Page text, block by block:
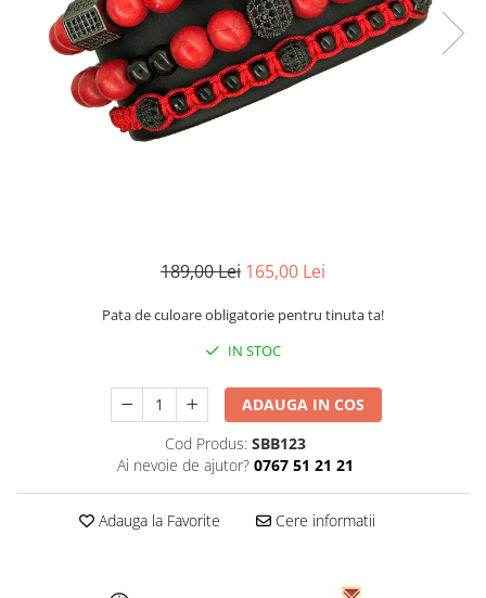
CERCEI
CEASURI DAMA
189,00 Lei 165,00 Lei
Pata de culoare obligatorie pentru tinuta ta!
IN STOC
ADAUGA IN COS
Cod Produs: SBB123
Ai nevoie de ajutor? 0767 51 21 21
Adauga la Favorite Cere informatii